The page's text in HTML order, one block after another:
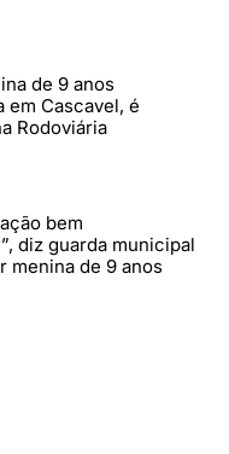
de 9 anos
em Cascavel, é
Rodoviária
bem
diz guarda municipal
menina de 9 anos